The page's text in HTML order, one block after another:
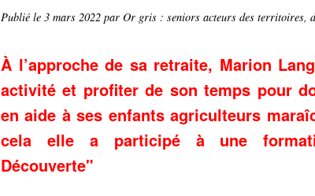
Publié le 3 mars 2022 par Or gris : seniors acteurs des territoires,
À l’approche de sa retraite, Marion
activité et profiter de son temps pour
en aide à ses enfants agriculteurs
cela elle a participé à une
Découverte"